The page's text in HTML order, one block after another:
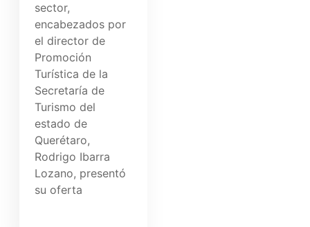
sector,
encabezados por
el director de
Promoción
Turística de la
Secretaría de
Turismo del
estado de
Querétaro,
Rodrigo Ibarra
Lozano, presentó
su oferta